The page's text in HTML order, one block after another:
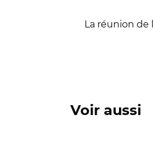
La réunion de
Voir aussi